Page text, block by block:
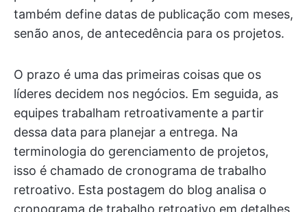
também define datas de publicação com meses,
senão anos, de antecedência para os projetos.
O prazo é uma das primeiras coisas que os
líderes decidem nos negócios. Em seguida, as
equipes trabalham retroativamente a partir
dessa data para planejar a entrega. Na
terminologia do gerenciamento de projetos,
isso é chamado de cronograma de trabalho
retroativo. Esta postagem do blog analisa o
cronograma de trabalho retroativo em detalhes